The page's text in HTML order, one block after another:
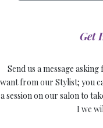
Get
Send us a message
want from our Stylist; you
a session on our salon to
I we